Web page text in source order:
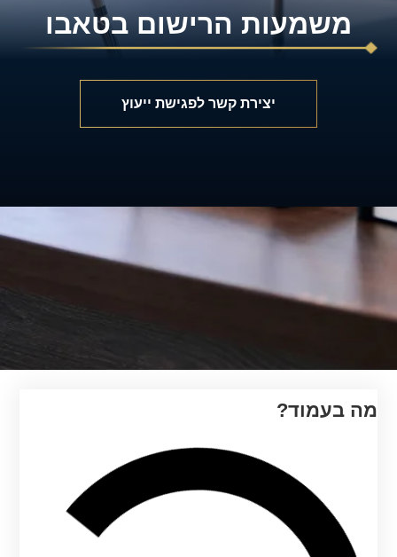
משמעות הרישום בטאבו
יצירת קשר לפגישת ייעוץ
מה בעמוד?